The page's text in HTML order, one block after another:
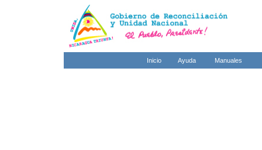
Inicio Ayuda Manuales